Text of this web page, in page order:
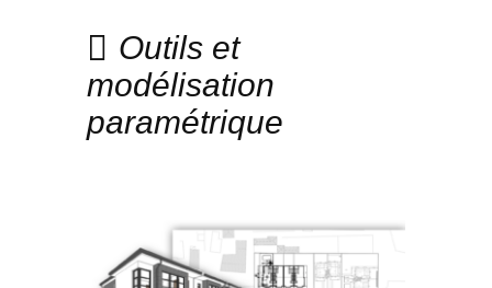
Outils et
modélisation
paramétrique